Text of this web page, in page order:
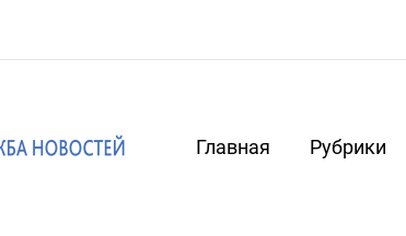
Главная Рубрики